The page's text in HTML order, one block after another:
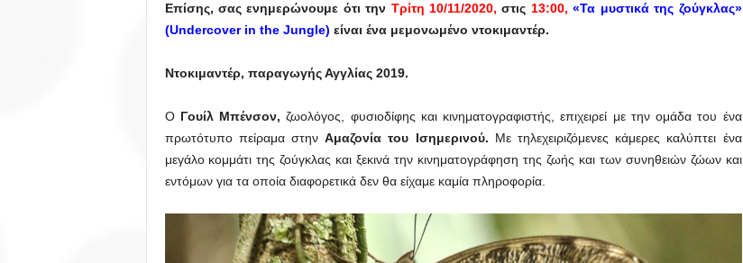
Επίσης, σας ενημερώνουμε ότι την Τρίτη 10/11/2020, στις 13:00, «Τα μυστικά της ζούγκλας»
(Undercover in the Jungle) είναι ένα μεμονωμένο ντοκιμαντέρ.
Ντοκιμαντέρ, παραγωγής Αγγλίας 2019.
Ο Γουίλ Μπένσον, ζωολόγος, φυσιοδίφης και κινηματογραφιστής, επιχειρεί με την ομάδα του ένα
πρωτότυπο πείραμα στηνΑμαζονία του Ισημερινού. Με τηλεχειριζόμενες κάμερες καλύπτει ένα
μεγάλο κομμάτι της ζούγκλας και ξεκινά την κινηματογράφηση της ζωής και των συνηθειών ζώων και
εντόμων για τα οποία διαφορετικά δεν θα είχαμε καμία πληροφορία.